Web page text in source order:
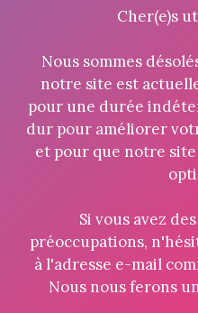
Cher(e)s
Nous sommes
notre site est
pour une durée
dur pour améliorer
et pour que notre
Si vous avez
préoccupations,
à l'adresse e-mail
Nous nous ferons